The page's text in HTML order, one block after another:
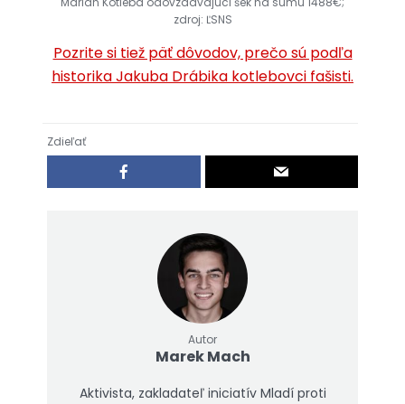
zdroj: ĽSNS
Pozrite si tiež päť dôvodov, prečo sú podľa
historika Jakuba Drábika kotlebovci fašisti.
Zdieľať
Autor
Marek Mach
Aktivista, zakladateľ iniciatív Mladí proti